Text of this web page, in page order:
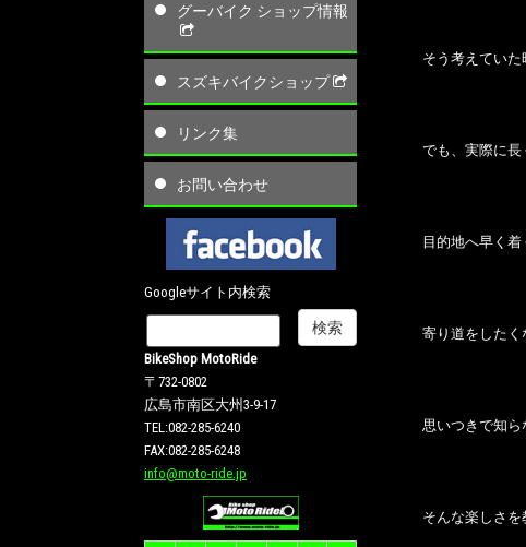
グーバイク ショップ情報
スズキバイクショップ
リンク集
お問い合わせ
Googleサイト内検索
BikeShop MotoRide
〒732-0802
広島市南区大州3-9-17
TEL:082-285-6240
FAX:082-285-6248
info@moto-ride.jp
そう考えていた
でも、実際に長
目的地へ早く着
寄り道をしたく
思いつきで知ら
そんな楽しさを